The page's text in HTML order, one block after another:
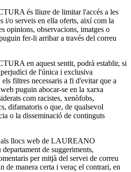
és lliure de limitar l'accés a les
i/o serveis en ella oferts, així com la
opinions, observacions, imatges o
fer-li arribar a través del correu
en aquest sentit, podrà establir, si
de l'única i exclusiva
filtres necessaris a fi d'evitar que a
puguin abocar-se en la xarxa
com racistes, xenòfobs,
difamatoris o que, de qualsevol
o la disseminació de continguts
llocs web de LAUREANO
de suggeriments,
per mitjà del servei de correu
de manera certa i veraç el contrari, en